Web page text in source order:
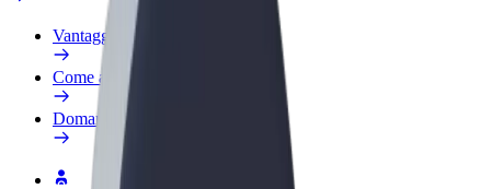
Vantaggi
Come aderire
Domande Frequenti